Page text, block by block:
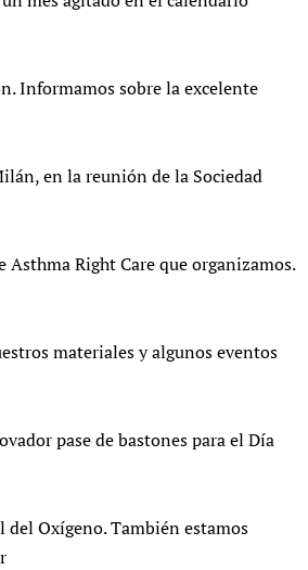
Informamos sobre la excelente
en la reunión de la Sociedad
Asthma Right Care que organizamos.
materiales y algunos eventos
pase de bastones para el Día
Oxígeno. También estamos